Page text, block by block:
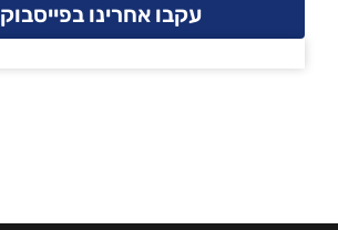
עקבו אחרינו בפייסבוק